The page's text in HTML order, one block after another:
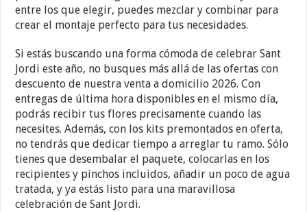
entre los que elegir, puedes mezclar y combinar para
crear el montaje perfecto para tus necesidades.
Si estás buscando una forma cómoda de celebrar Sant
Jordi este año, no busques más allá de las ofertas con
descuento de nuestra venta a domicilio 2026. Con
entregas de última hora disponibles en el mismo día,
podrás recibir tus flores precisamente cuando las
necesites. Además, con los kits premontados en oferta,
no tendrás que dedicar tiempo a arreglar tu ramo. Sólo
tienes que desembalar el paquete, colocarlas en los
recipientes y pinchos incluidos, añadir un poco de agua
tratada, y ya estás listo para una maravillosa
celebración de Sant Jordi.